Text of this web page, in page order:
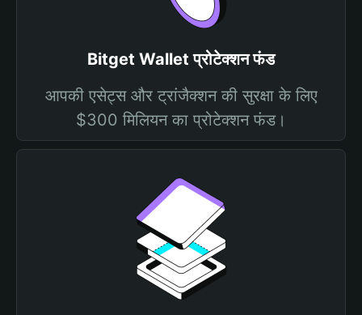
Bitget Wallet प्रोटेक्शन फंड
आपकी एसेट्स और ट्रांजैक्शन की सुरक्षा के लिए
$300 मिलियन का प्रोटेक्शन फंड।